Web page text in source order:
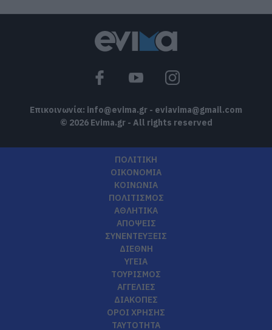
Επικοινωνία: info@evima.gr - eviavima@gmail.com
© 2026 Evima.gr - All rights reserved
ΠΟΛΙΤΙΚΗ
ΟΙΚΟΝΟΜΙΑ
ΚΟΙΝΩΝΙΑ
ΠΟΛΙΤΙΣΜΟΣ
ΑΘΛΗΤΙΚΑ
ΑΠΟΨΕΙΣ
ΣΥΝΕΝΤΕΥΞΕΙΣ
ΔΙΕΘΝΗ
ΥΓΕΙΑ
ΤΟΥΡΙΣΜΟΣ
ΑΓΓΕΛΙΕΣ
ΔΙΑΚΟΠΕΣ
ΟΡΟΙ ΧΡΗΣΗΣ
ΤΑΥΤΟΤΗΤΑ